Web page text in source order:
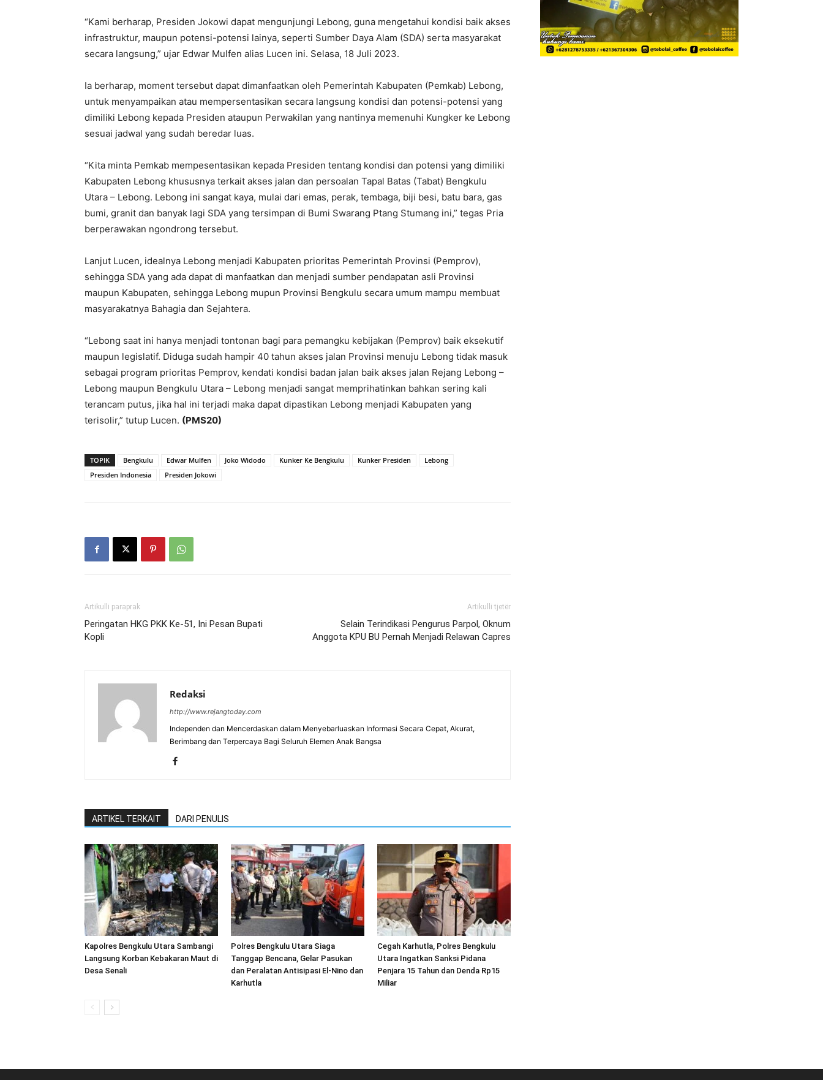
“Kami berharap, Presiden Jokowi dapat mengunjungi Lebong, guna mengetahui kondisi baik akses
infrastruktur, maupun potensi-potensi lainya, seperti Sumber Daya Alam (SDA) serta masyarakat
secara langsung,” ujar Edwar Mulfen alias Lucen ini. Selasa, 18 Juli 2023.
Ia berharap, moment tersebut dapat dimanfaatkan oleh Pemerintah Kabupaten (Pemkab) Lebong,
untuk menyampaikan atau mempersentasikan secara langsung kondisi dan potensi-potensi yang
dimiliki Lebong kepada Presiden ataupun Perwakilan yang nantinya memenuhi Kungker ke Lebong
sesuai jadwal yang sudah beredar luas.
“Kita minta Pemkab mempesentasikan kepada Presiden tentang kondisi dan potensi yang dimiliki
Kabupaten Lebong khususnya terkait akses jalan dan persoalan Tapal Batas (Tabat) Bengkulu
Utara – Lebong. Lebong ini sangat kaya, mulai dari emas, perak, tembaga, biji besi, batu bara, gas
bumi, granit dan banyak lagi SDA yang tersimpan di Bumi Swarang Ptang Stumang ini,” tegas Pria
berperawakan ngondrong tersebut.
Lanjut Lucen, idealnya Lebong menjadi Kabupaten prioritas Pemerintah Provinsi (Pemprov),
sehingga SDA yang ada dapat di manfaatkan dan menjadi sumber pendapatan asli Provinsi
maupun Kabupaten, sehingga Lebong mupun Provinsi Bengkulu secara umum mampu membuat
masyarakatnya Bahagia dan Sejahtera.
“Lebong saat ini hanya menjadi tontonan bagi para pemangku kebijakan (Pemprov) baik eksekutif
maupun legislatif. Diduga sudah hampir 40 tahun akses jalan Provinsi menuju Lebong tidak masuk
sebagai program prioritas Pemprov, kendati kondisi badan jalan baik akses jalan Rejang Lebong –
Lebong maupun Bengkulu Utara – Lebong menjadi sangat memprihatinkan bahkan sering kali
terancam putus, jika hal ini terjadi maka dapat dipastikan Lebong menjadi Kabupaten yang
terisolir,” tutup Lucen. (PMS20)
TOPIK Bengkulu Edwar Mulfen Joko Widodo Kunker Ke Bengkulu Kunker Presiden
Lebong
Presiden Indonesia
Presiden Jokowi
Artikulli paraprak
Peringatan HKG PKK Ke-51, Ini Pesan Bupati
Kopli
Artikulli tjetër
Selain Terindikasi Pengurus Parpol, Oknum
Anggota KPU BU Pernah Menjadi Relawan Capres
Redaksi
http://www.rejangtoday.com
Independen dan Mencerdaskan dalam Menyebarluaskan Informasi Secara Cepat, Akurat,
Berimbang dan Terpercaya Bagi Seluruh Elemen Anak Bangsa
ARTIKEL TERKAIT DARI PENULIS
Kapolres Bengkulu Utara Sambangi
Langsung Korban Kebakaran Maut di
Desa Senali
Polres Bengkulu Utara Siaga
Tanggap Bencana, Gelar Pasukan
dan Peralatan Antisipasi El-Nino dan
Karhutla
Cegah Karhutla, Polres Bengkulu
Utara Ingatkan Sanksi Pidana
Penjara 15 Tahun dan Denda Rp15
Miliar